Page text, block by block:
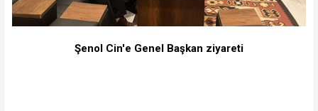
Şenol Cin'e Genel Başkan ziyareti